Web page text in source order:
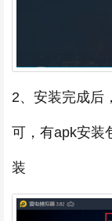
2、安装完成后
可，有apk安装
装